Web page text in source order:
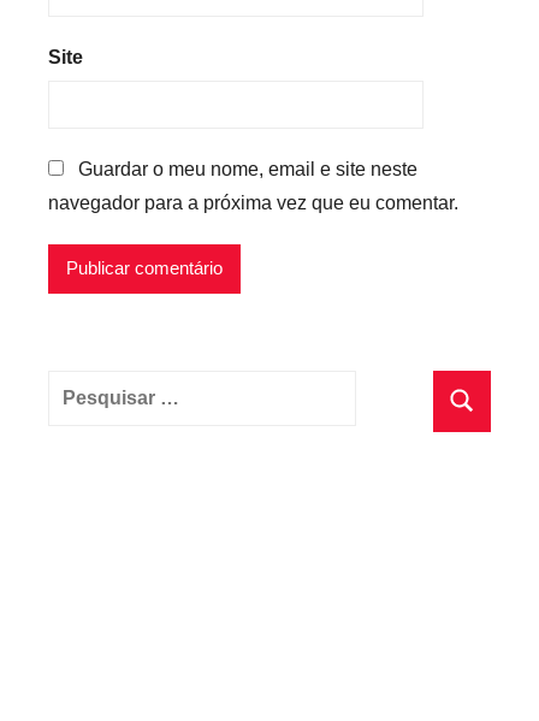
Site
Guardar o meu nome, email e site neste
navegador para a próxima vez que eu comentar.
Pesquisar